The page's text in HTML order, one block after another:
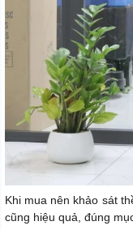
Khi mua nên khảo sát
cũng hiệu quả, đúng